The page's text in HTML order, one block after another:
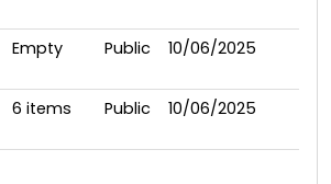
Empty Public 10/06/2025
6 items Public 10/06/2025